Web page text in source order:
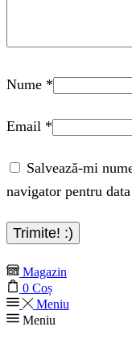
Nume *
Email *
Salvează-mi
navigator pentru
Magazin
0 Coș
Meniu
Meniu